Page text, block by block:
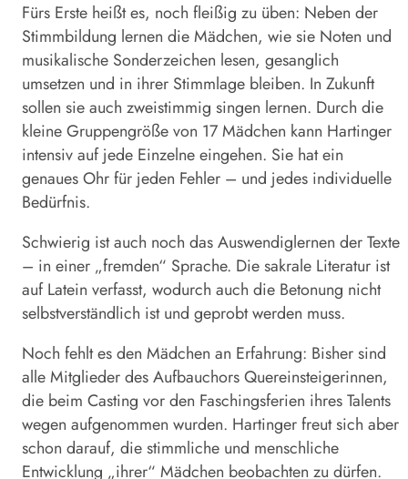
Fürs Erste heißt es, noch fleißig zu üben: Neben der
Stimmbildung lernen die Mädchen, wie sie Noten und
musikalische Sonderzeichen lesen, gesanglich
umsetzen und in ihrer Stimmlage bleiben. In Zukunft
sollen sie auch zweistimmig singen lernen. Durch die
kleine Gruppengröße von 17 Mädchen kann Hartinger
intensiv auf jede Einzelne eingehen. Sie hat ein
genaues Ohr für jeden Fehler – und jedes individuelle
Bedürfnis.
Schwierig ist auch noch das Auswendiglernen der Texte
– in einer „fremden“ Sprache. Die sakrale Literatur ist
auf Latein verfasst, wodurch auch die Betonung nicht
selbstverständlich ist und geprobt werden muss.
Noch fehlt es den Mädchen an Erfahrung: Bisher sind
alle Mitglieder des Aufbauchors Quereinsteigerinnen,
die beim Casting vor den Faschingsferien ihres Talents
wegen aufgenommen wurden. Hartinger freut sich aber
schon darauf, die stimmliche und menschliche
Entwicklung „ihrer“ Mädchen beobachten zu dürfen.